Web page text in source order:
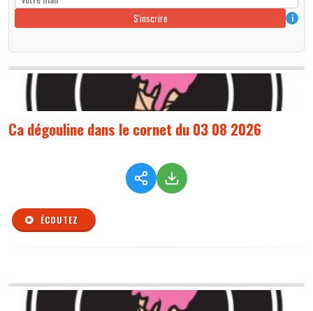
S'inscrire i
Ca dégouline dans le cornet du 03 08 2026
ÉCOUTEZ